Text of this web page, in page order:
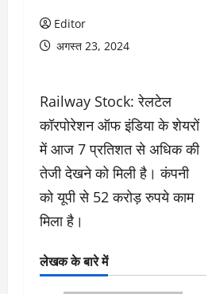
Editor
अगस्त 23, 2024
Railway Stock: रेलटेल
कॉरपोरेशन ऑफ इंडिया के शेयरों
में आज 7 प्रतिशत से अधिक की
तेजी देखने को मिली है। कंपनी
को यूपी से 52 करोड़ रुपये काम
मिला है।
लेखक के बारे में